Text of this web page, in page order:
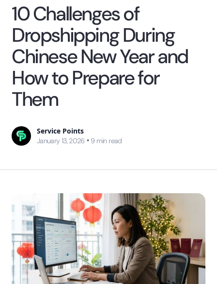
10 Challenges of
Dropshipping During
Chinese New Year and
How to Prepare for
Them
Service Points
January 13, 2026 • 9 min read